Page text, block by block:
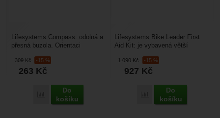
309Kč -15 %
263 Kč
Přidat 'Lifesystems Compass' k porovnání
Do
košíku
Lifesystems Compass: odolná a
přesná buzola. Orientaci
luminiscenční značky, čitelné...
1 090Kč -15 %
927 Kč
Přidat 'Lifesystems
Do
košíku
Lifesystems Bike Leader First
Aid Kit: je vybavená větší
pro ošetření úrazů...